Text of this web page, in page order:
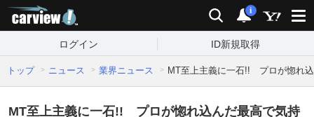
検索 通知
i
ログイン ID新規取得
トップ ニュース 業界ニュース MT至上主義に一石!! プロが惚れ
MT至上主義に一石!! プロが惚れ込んだ最高で気持